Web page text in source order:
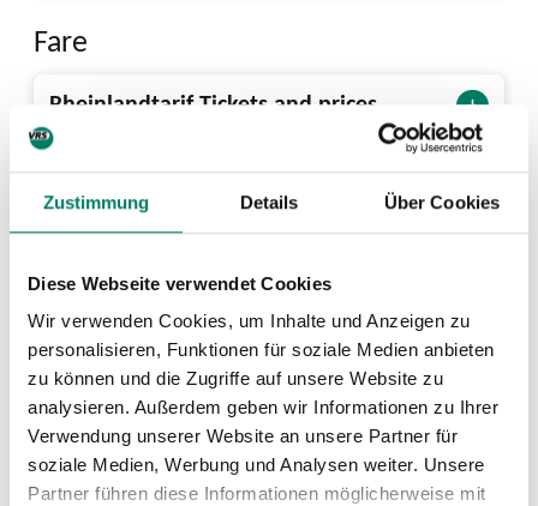
Zustimmung Details Über Cookies
Diese Webseite verwendet Cookies
Wir verwenden Cookies, um Inhalte und Anzeigen zu
personalisieren, Funktionen für soziale Medien anbieten
zu können und die Zugriffe auf unsere Website zu
analysieren. Außerdem geben wir Informationen zu Ihrer
Verwendung unserer Website an unsere Partner für
soziale Medien, Werbung und Analysen weiter. Unsere
Partner führen diese Informationen möglicherweise mit
Fare
PDF
Rheinlandtarif Tickets and prices
Next departures from Reisholz (S)